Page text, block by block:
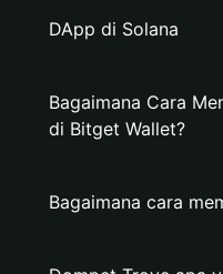
DApp di Solana
Bagaimana Cara
di Bitget Wallet?
Bagaimana cara